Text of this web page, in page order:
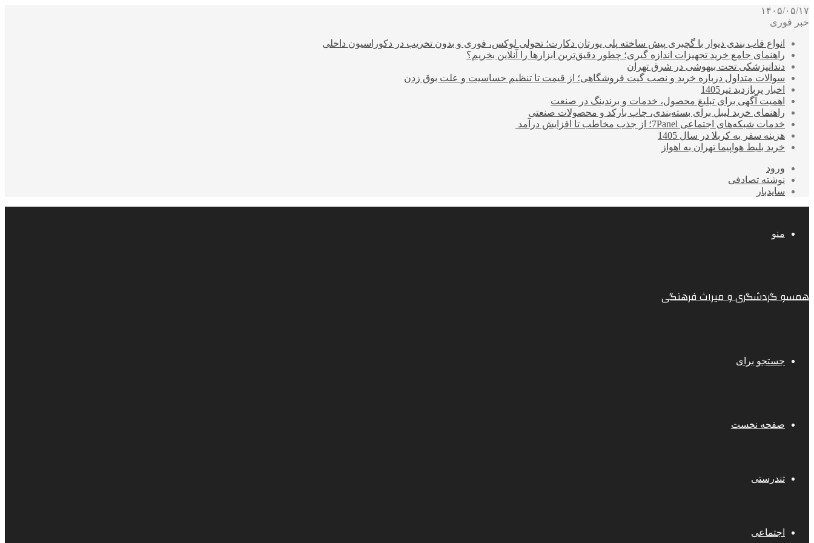
۱۴۰۵/۰۵/۱۷
خبر فوری
انواع قاب بندی دیوار با گچبری پیش ساخته پلی یورتان دکارت؛ تحولی لوکس، فوری و بدون تخریب در دکوراسیون داخلی
راهنمای جامع خرید تجهیزات اندازه گیری؛ چطور دقیق‌ترین ابزارها را آنلاین بخریم؟
دندانپزشکی تحت بیهوشی در شرق تهران
سوالات متداول درباره خرید و نصب گیت فروشگاهی؛ از قیمت تا تنظیم حساسیت و علت بوق زدن
اخبار پربازدید تیر1405
اهمیت آگهی برای تبلیغ محصول، خدمات و برندینگ در صنعت
راهنمای خرید لیبل برای بسته‌بندی، چاپ بارکد و محصولات صنعتی
خدمات شبکه‌های اجتماعی 7Panel؛ از جذب مخاطب تا افزایش درآمد
هزینه سفر به کربلا در سال 1405
خرید بلیط هواپیما تهران به اهواز
ورود
نوشته تصادفی
سایدبار
منو
همسو گردشگری و میراث فرهنگی
جستجو برای
صفحه نخست
تندرستی
اجتماعی